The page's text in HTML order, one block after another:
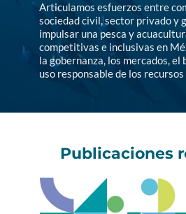
Articulamos esfuerzos entre
sociedad civil, sector privado y
impulsar una pesca y
competitivas e inclusivas en
la gobernanza, los mercados, el
uso responsable de los
Publicaciones